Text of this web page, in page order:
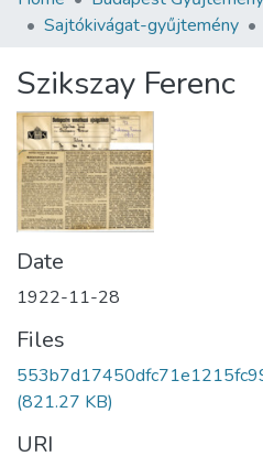
Statistics
About us
Sajtókivágat-gyűjtemény
Szikszay Ferenc
Date
1922-11-28
Files
(821.27 KB)
URI